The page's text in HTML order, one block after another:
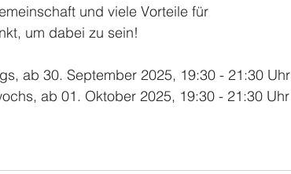
und viele Vorteile für
um dabei zu sein!
ab 30. September 2025, 19:30 - 21:30 Uhr
ab 01. Oktober 2025, 19:30 - 21:30 Uhr